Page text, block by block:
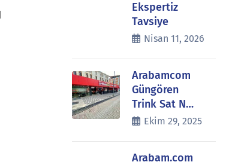
Ekspertiz
Tavsiye
Nisan 11, 2026
Arabamcom
Güngören
Trink Sat N…
Ekim 29, 2025
Arabam.com